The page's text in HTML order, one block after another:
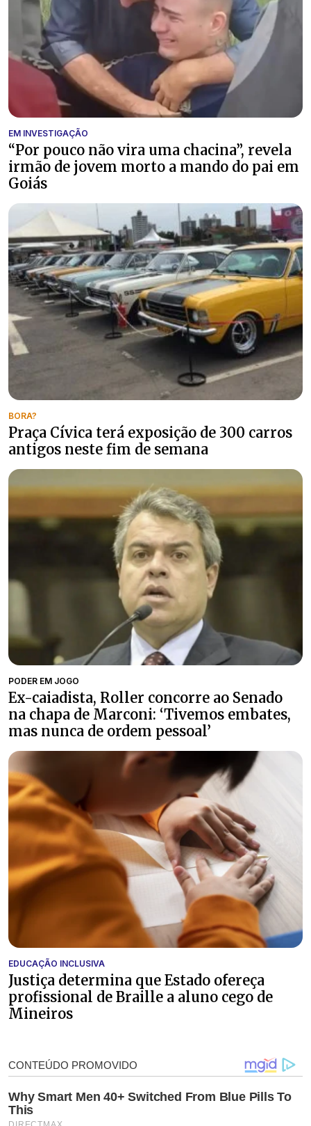
EM INVESTIGAÇÃO
“Por pouco não vira uma chacina”, revela
irmão de jovem morto a mando do pai em
Goiás
BORA?
Praça Cívica terá exposição de 300 carros
antigos neste fim de semana
PODER EM JOGO
Ex-caiadista, Roller concorre ao Senado
na chapa de Marconi: ‘Tivemos embates,
mas nunca de ordem pessoal’
EDUCAÇÃO INCLUSIVA
Justiça determina que Estado ofereça
profissional de Braille a aluno cego de
Mineiros